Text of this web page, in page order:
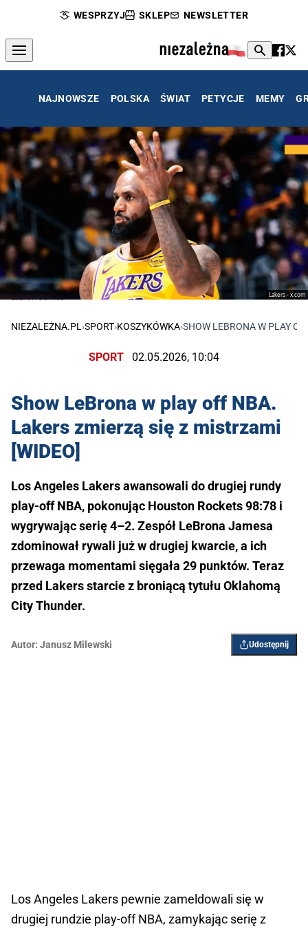
WESPRZYJ SKLEP NEWSLETTER
NAJNOWSZE POLSKA ŚWIAT PETYCJE MEMY
Lakers - x.com
NIEZALEŻNA.PL ›SPORT›KOSZYKÓWKA›SHOW LEBRONA W PLAY
SPORT 02.05.2026, 10:04
Show LeBrona w play off NBA.
Lakers zmierzą się z mistrzami
[WIDEO]
Los Angeles Lakers awansowali do drugiej rundy
play-off NBA, pokonując Houston Rockets 98:78 i
wygrywając serię 4–2. Zespół LeBrona Jamesa
zdominował rywali już w drugiej kwarcie, a ich
przewaga momentami sięgała 29 punktów. Teraz
przed Lakers starcie z broniącą tytułu Oklahomą
City Thunder.
Autor: Janusz Milewski Udostępnij
Los Angeles Lakers pewnie zameldowali się w
drugiej rundzie play-off NBA, zamykając serię z